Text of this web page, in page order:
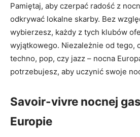
Pamiętaj, aby czerpać radość z
odkrywać lokalne skarby. Bez
wybierzesz, każdy z tych klubów
wyjątkowego. Niezależnie od tego,
techno, pop, czy jazz – nocna
potrzebujesz, aby uczynić swoje
Savoir-vivre nocnej
Europie